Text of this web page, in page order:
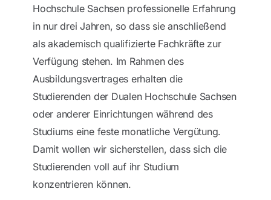
Hochschule Sachsen professionelle Erfahrung
in nur drei Jahren, so dass sie anschließend
als akademisch qualifizierte Fachkräfte zur
Verfügung stehen. Im Rahmen des
Ausbildungsvertrages erhalten die
Studierenden der Dualen Hochschule Sachsen
oder anderer Einrichtungen während des
Studiums eine feste monatliche Vergütung.
Damit wollen wir sicherstellen, dass sich die
Studierenden voll auf ihr Studium
konzentrieren können.